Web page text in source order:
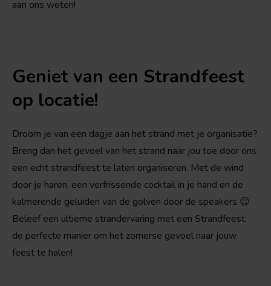
aan ons weten!
Geniet van een Strandfeest
op locatie!
Droom je van een dagje aan het strand met je organisatie?
Breng dan het gevoel van het strand naar jou toe door ons
een echt strandfeest te laten organiseren. Met de wind
door je haren, een verfrissende cocktail in je hand en de
kalmerende geluiden van de golven door de speakers 😉
Beleef een ultieme strandervaring met een Strandfeest;
de perfecte manier om het zomerse gevoel naar jouw
feest te halen!